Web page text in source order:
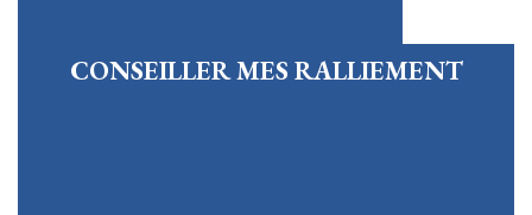
CONSEILLER MES RALLIEMENT